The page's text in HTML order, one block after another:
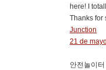
here! I
Thanks for
Junction
21 de
안전놀이